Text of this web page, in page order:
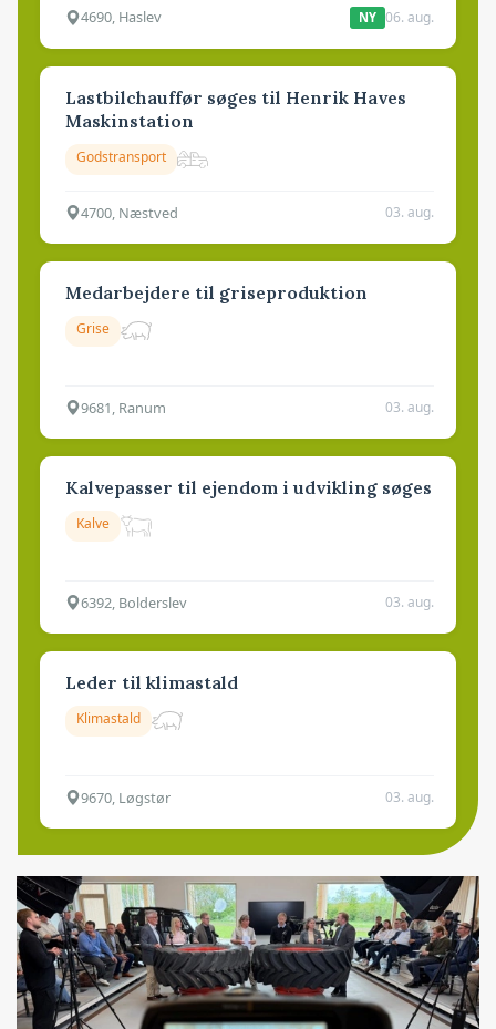
4690, Haslev NY 06. aug.
Lastbilchauffør søges til Henrik Haves
Maskinstation
Godstransport
4700, Næstved 03. aug.
Medarbejdere til griseproduktion
Grise
9681, Ranum 03. aug.
Kalvepasser til ejendom i udvikling søges
Kalve
6392, Bolderslev 03. aug.
Leder til klimastald
Klimastald
9670, Løgstør 03. aug.